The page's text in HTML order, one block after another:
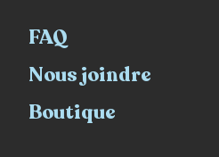
FAQ
Nous joindre
Boutique